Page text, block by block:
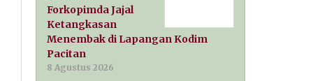
Forkopimda Jajal
Ketangkasan
Menembak di Lapangan Kodim
Pacitan
8 Agustus 2026